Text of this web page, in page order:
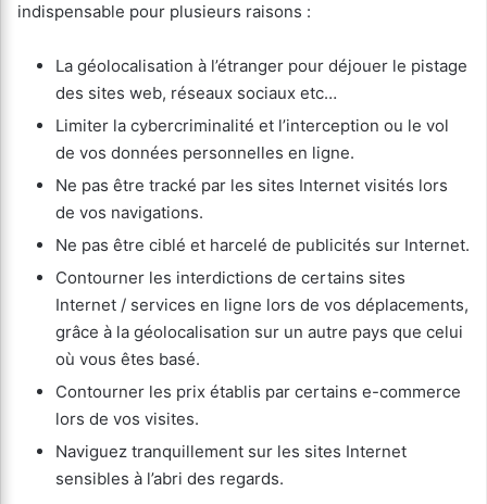
indispensable pour plusieurs raisons :
La géolocalisation à l’étranger pour déjouer le pistage
des sites web, réseaux sociaux etc…
Limiter la cybercriminalité et l’interception ou le vol
de vos données personnelles en ligne.
Ne pas être tracké par les sites Internet visités lors
de vos navigations.
Ne pas être ciblé et harcelé de publicités sur Internet.
Contourner les interdictions de certains sites
Internet / services en ligne lors de vos déplacements,
grâce à la géolocalisation sur un autre pays que celui
où vous êtes basé.
Contourner les prix établis par certains e-commerce
lors de vos visites.
Naviguez tranquillement sur les sites Internet
sensibles à l’abri des regards.